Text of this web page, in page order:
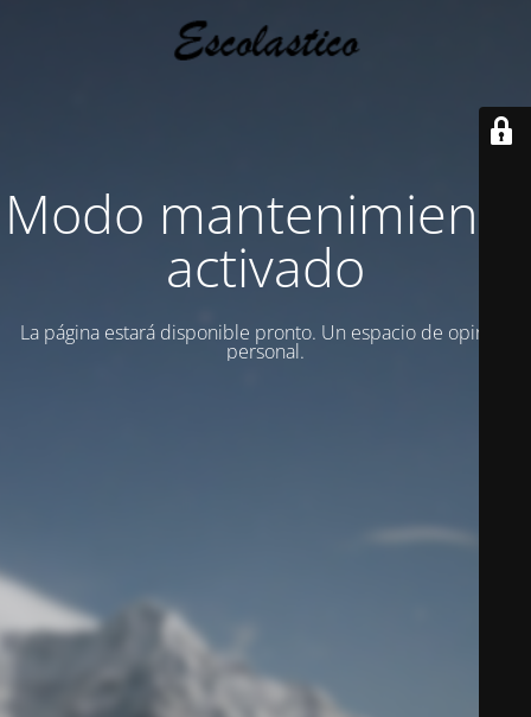
Modo mantenimiento
activado
La página estará disponible pronto. Un espacio de opinion
personal.